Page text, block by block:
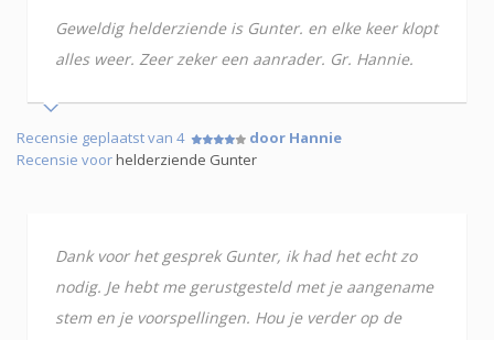
Geweldig helderziende is Gunter. en elke keer klopt
alles weer. Zeer zeker een aanrader. Gr. Hannie.
Recensie geplaatst van 4
door Hannie
Recensie voorhelderziende Gunter
Dank voor het gesprek Gunter, ik had het echt zo
nodig. Je hebt me gerustgesteld met je aangename
stem en je voorspellingen. Hou je verder op de